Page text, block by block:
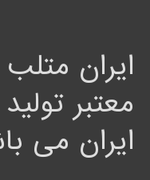
ایران
معتبر
ایران می